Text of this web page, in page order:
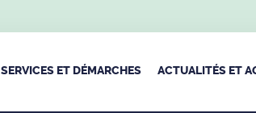
SERVICES ET DÉMARCHES ACTUALITÉS ET